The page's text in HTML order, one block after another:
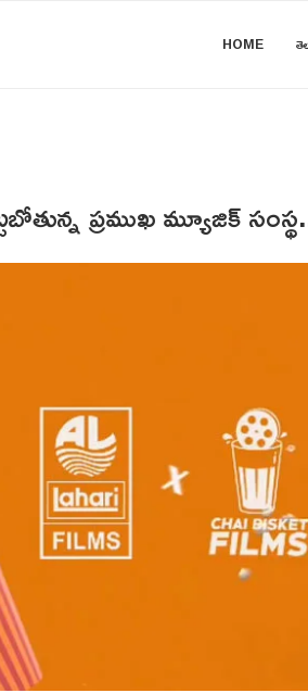
HOME
ప్రముఖ మ్యూజిక్